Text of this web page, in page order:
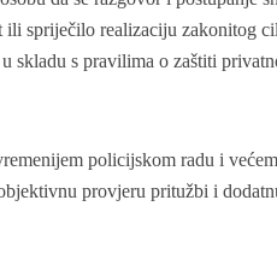
ili spriječilo realizaciju zakonitog
skladu s pravilima o zaštiti
policijskom radu i
provjeru pritužbi i